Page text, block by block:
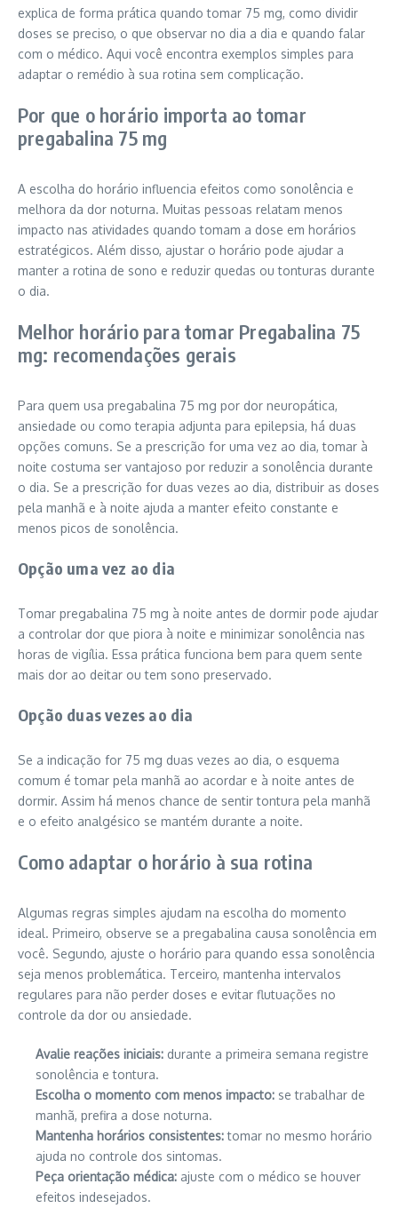
explica de forma prática quando tomar 75 mg, como dividir
doses se preciso, o que observar no dia a dia e quando falar
com o médico. Aqui você encontra exemplos simples para
adaptar o remédio à sua rotina sem complicação.
Por que o horário importa ao tomar
pregabalina 75 mg
A escolha do horário influencia efeitos como sonolência e
melhora da dor noturna. Muitas pessoas relatam menos
impacto nas atividades quando tomam a dose em horários
estratégicos. Além disso, ajustar o horário pode ajudar a
manter a rotina de sono e reduzir quedas ou tonturas durante
o dia.
Melhor horário para tomar Pregabalina 75
mg: recomendações gerais
Para quem usa pregabalina 75 mg por dor neuropática,
ansiedade ou como terapia adjunta para epilepsia, há duas
opções comuns. Se a prescrição for uma vez ao dia, tomar à
noite costuma ser vantajoso por reduzir a sonolência durante
o dia. Se a prescrição for duas vezes ao dia, distribuir as doses
pela manhã e à noite ajuda a manter efeito constante e
menos picos de sonolência.
Opção uma vez ao dia
Tomar pregabalina 75 mg à noite antes de dormir pode ajudar
a controlar dor que piora à noite e minimizar sonolência nas
horas de vigília. Essa prática funciona bem para quem sente
mais dor ao deitar ou tem sono preservado.
Opção duas vezes ao dia
Se a indicação for 75 mg duas vezes ao dia, o esquema
comum é tomar pela manhã ao acordar e à noite antes de
dormir. Assim há menos chance de sentir tontura pela manhã
e o efeito analgésico se mantém durante a noite.
Como adaptar o horário à sua rotina
Algumas regras simples ajudam na escolha do momento
ideal. Primeiro, observe se a pregabalina causa sonolência em
você. Segundo, ajuste o horário para quando essa sonolência
seja menos problemática. Terceiro, mantenha intervalos
regulares para não perder doses e evitar flutuações no
controle da dor ou ansiedade.
Avalie reações iniciais: durante a primeira semana registre
sonolência e tontura.
Escolha o momento com menos impacto: se trabalhar de
manhã, prefira a dose noturna.
Mantenha horários consistentes:tomar no mesmo horário
ajuda no controle dos sintomas.
Peça orientação médica: ajuste com o médico se houver
efeitos indesejados.